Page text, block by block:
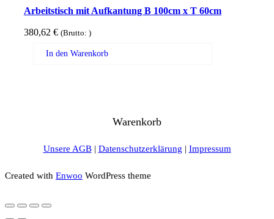
Arbeitstisch mit Aufkantung B 100cm x T 60cm
380,62 € (Brutto: )
In den Warenkorb
Warenkorb
Unsere AGB| Datenschutzerklärung | Impressum
Created with Enwoo WordPress theme